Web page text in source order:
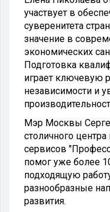
участвует в
суверенитета
значение в
экономических
Подготовка
играет ключевую
независимости и
Мэр Москвы
столичного
сервисов
помог уже более
подходящую
разнообразные
развития.